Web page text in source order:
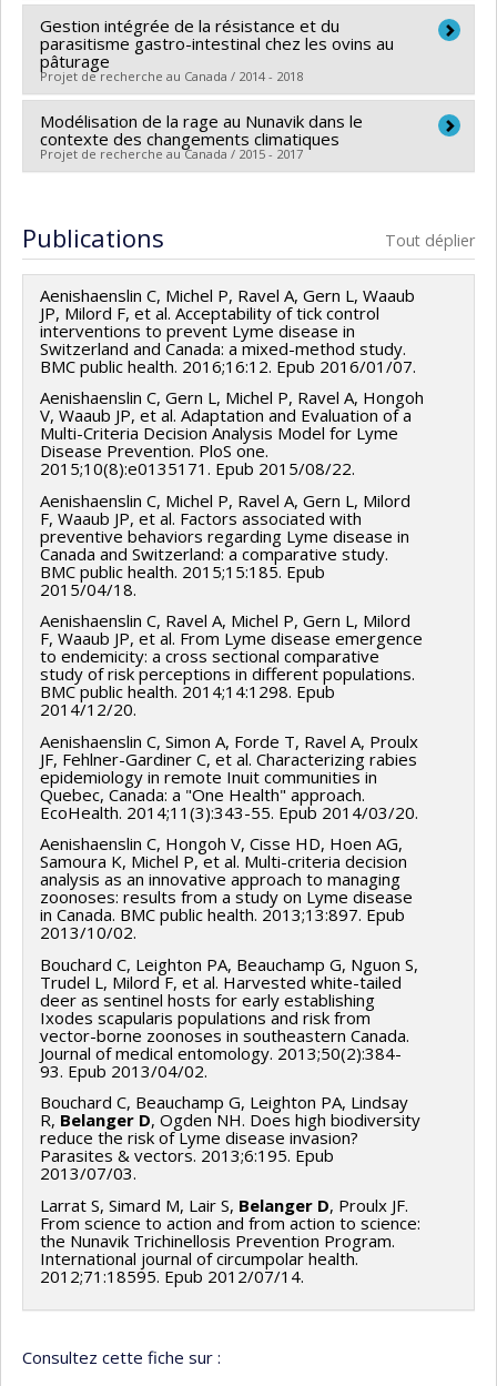
Kathleen Bentein
, Frédéric Gilbert
Alex Battaglini
Sources de financement :CRSH/Conseil de recherches
en sciences humaines du Canada , IRSC/Instituts de
recherche en santé du Canada
Programmes de subvention :PVX99097-Subvention
de développement de partenariat ,
Chercheur principal : André Ravel
Co-chercheurs : Denise Bélanger, Patrick Leighton
Francis Lévesque,Johanne Saint-Charles
Bastian
Sources de financement :CNRS/Centre national de la
recherche scientifique
Gestion intégrée de la résistance et du
parasitisme gastro-intestinal chez les ovins au
pâturage
Projet de recherche au Canada / 2014 - 2018
Chercheur principal : Denise Bélanger
Sources de financement :Agriculture et
Agroalimentaire Canada
Modélisation de la rage au Nunavik dans le
contexte des changements climatiques
Projet de recherche au Canada / 2015 - 2017
Co-chercheurs :
Sources de financement :MSSS/Ministère de la Santé
Programmes de subvention :
Publications Tout déplier
Aenishaenslin C, Michel P, Ravel A, Gern L, Waaub
JP, Milord F, et al. Acceptability of tick control
interventions to prevent Lyme disease in
Switzerland and Canada: a mixed-method study.
BMC public health. 2016;16:12. Epub 2016/01/07.
Aenishaenslin C, Gern L, Michel P, Ravel A, Hongoh
V, Waaub JP, et al. Adaptation and Evaluation of a
Multi-Criteria Decision Analysis Model for Lyme
Disease Prevention. PloS one.
2015;10(8):e0135171. Epub 2015/08/22.
Aenishaenslin C, Michel P, Ravel A, Gern L, Milord
F, Waaub JP, et al. Factors associated with
preventive behaviors regarding Lyme disease in
Canada and Switzerland: a comparative study.
BMC public health. 2015;15:185. Epub
2015/04/18.
Aenishaenslin C, Ravel A, Michel P, Gern L, Milord
F, Waaub JP, et al. From Lyme disease emergence
to endemicity: a cross sectional comparative
study of risk perceptions in different populations.
BMC public health. 2014;14:1298. Epub
2014/12/20.
Aenishaenslin C, Simon A, Forde T, Ravel A, Proulx
JF, Fehlner-Gardiner C, et al. Characterizing rabies
epidemiology in remote Inuit communities in
Quebec, Canada: a "One Health" approach.
EcoHealth. 2014;11(3):343-55. Epub 2014/03/20.
Aenishaenslin C, Hongoh V, Cisse HD, Hoen AG,
Samoura K, Michel P, et al. Multi-criteria decision
analysis as an innovative approach to managing
zoonoses: results from a study on Lyme disease
in Canada. BMC public health. 2013;13:897. Epub
2013/10/02.
Bouchard C, Leighton PA, Beauchamp G, Nguon S,
Trudel L, Milord F, et al. Harvested white-tailed
deer as sentinel hosts for early establishing
Ixodes scapularis populations and risk from
vector-borne zoonoses in southeastern Canada.
Journal of medical entomology. 2013;50(2):384-
93. Epub 2013/04/02.
Bouchard C, Beauchamp G, Leighton PA, Lindsay
R, Belanger D, Ogden NH. Does high biodiversity
reduce the risk of Lyme disease invasion?
Parasites & vectors. 2013;6:195. Epub
2013/07/03.
Larrat S, Simard M, Lair S, Belanger D, Proulx JF.
From science to action and from action to science:
the Nunavik Trichinellosis Prevention Program.
International journal of circumpolar health.
2012;71:18595. Epub 2012/07/14.
Consultez cette fiche sur :